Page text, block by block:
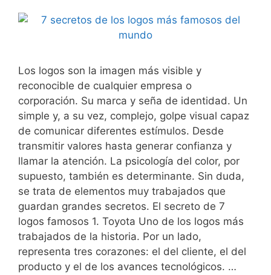
Los logos son la imagen más visible y
reconocible de cualquier empresa o
corporación. Su marca y seña de identidad. Un
simple y, a su vez, complejo, golpe visual capaz
de comunicar diferentes estímulos. Desde
transmitir valores hasta generar confianza y
llamar la atención. La psicología del color, por
supuesto, también es determinante. Sin duda,
se trata de elementos muy trabajados que
guardan grandes secretos. El secreto de 7
logos famosos 1. Toyota Uno de los logos más
trabajados de la historia. Por un lado,
representa tres corazones: el del cliente, el del
producto y el de los avances tecnológicos. …